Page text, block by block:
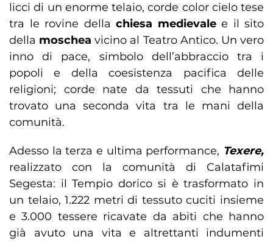
licci di un enorme telaio, corde color cielo tese
tra le rovine della chiesa medievale e il sito
della moschea vicino al Teatro Antico. Un vero
inno di pace, simbolo dell’abbraccio tra i
popoli e della coesistenza pacifica delle
religioni; corde nate da tessuti che hanno
trovato una seconda vita tra le mani della
comunità.
Adesso la terza e ultima performance, Texere,
realizzato con la comunità di Calatafimi
Segesta: il Tempio dorico si è trasformato in
un telaio, 1.222 metri di tessuto cuciti insieme
e 3.000 tessere ricavate da abiti che hanno
già avuto una vita e altrettanti indumenti